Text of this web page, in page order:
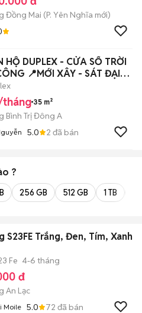
Đồng Mai (P. Yên Nghĩa mới)
HỘ DUPLEX - CỬA SỔ TRỜI
📍MỚI XÂY - SÁT ĐẠI
35 m²
Bình Trị Đông A
5.0 2 đã bán
?
256 GB 512 GB 1 TB
S23FE Trắng, Đen, Tím, Xanh
Fe 4-6 tháng
đ
An Lạc
Moile 5.0 72 đã bán